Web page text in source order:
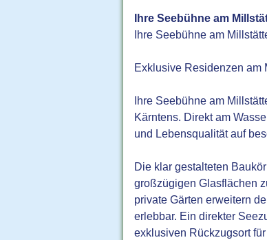
Ihre Seebühne am
Ihre Seebühne am
Exklusive Residenzen am
Ihre Seebühne am
Kärntens. Direkt am
und Lebensqualität auf
Die klar gestalteten
großzügigen Glasflächen
private Gärten erweitern
erlebbar. Ein direkter
exklusiven Rückzugsort